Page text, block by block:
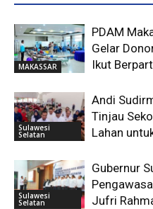
MAKASSAR
PDAM
Gelar
Ikut
Sulawesi
Selatan
Andi
Tinjau
Lahan
Sulawesi
Selatan
Gubernur
Jufri